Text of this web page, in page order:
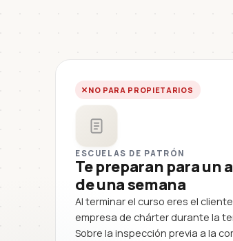
NO PARA PROPIETARIOS
ESCUELAS DE PATRÓN
Te preparan para un
de una semana
Al terminar el curso eres el
empresa de chárter durante la
Sobre la inspección previa a la